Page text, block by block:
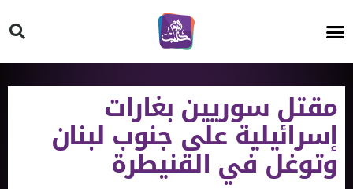
مقتل سوريين بغارات
إسرائيلية على جنوب لبنان
وتوغل في القنيطرة